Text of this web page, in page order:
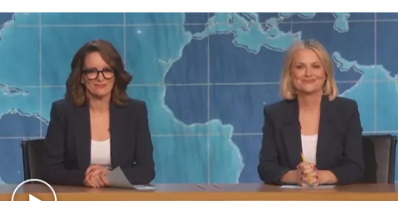
Play video content